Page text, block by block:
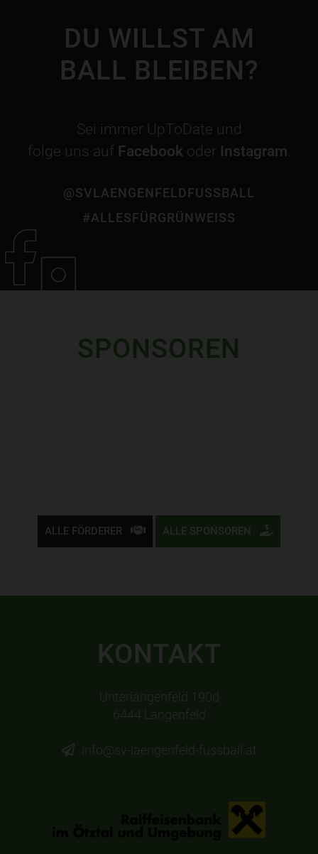
DU WILLST AM
BALL BLEIBEN?
Sei immer UpToDate und
folge uns auf Facebook oder Instagram
@SVLAENGENFELDFUSSBALL
#ALLESFÜRGRÜNWEISS
SPONSOREN
ALLE FÖRDERER ALLE SPONSOREN
KONTAKT
Unterlängenfeld 190d
6444 Längenfeld
info@sv-laengenfeld-fussball.at